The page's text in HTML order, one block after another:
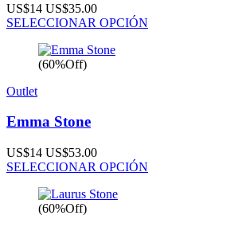
US$14 US$35.00
SELECCIONAR OPCIÓN
(60%Off)
Outlet
Emma Stone
US$14 US$53.00
SELECCIONAR OPCIÓN
(60%Off)